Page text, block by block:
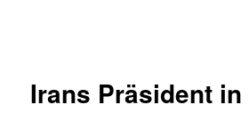
Irans Präsident